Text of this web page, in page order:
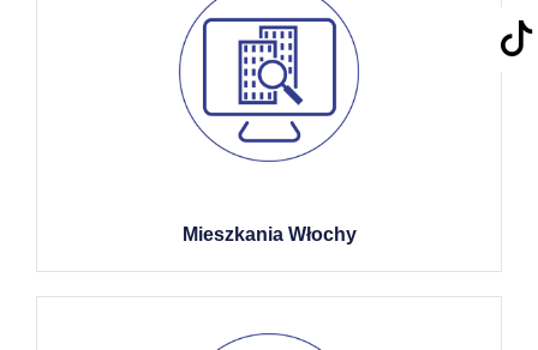
Mieszkania Włochy